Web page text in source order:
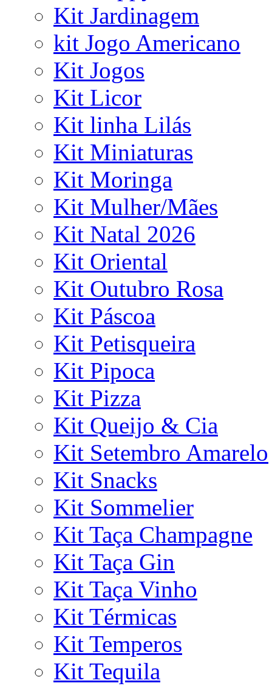
Kit Jardinagem
kit Jogo Americano
Kit Jogos
Kit Licor
Kit linha Lilás
Kit Miniaturas
Kit Moringa
Kit Mulher/Mães
Kit Natal 2026
Kit Oriental
Kit Outubro Rosa
Kit Páscoa
Kit Petisqueira
Kit Pipoca
Kit Pizza
Kit Queijo & Cia
Kit Setembro Amarelo
Kit Snacks
Kit Sommelier
Kit Taça Champagne
Kit Taça Gin
Kit Taça Vinho
Kit Térmicas
Kit Temperos
Kit Tequila